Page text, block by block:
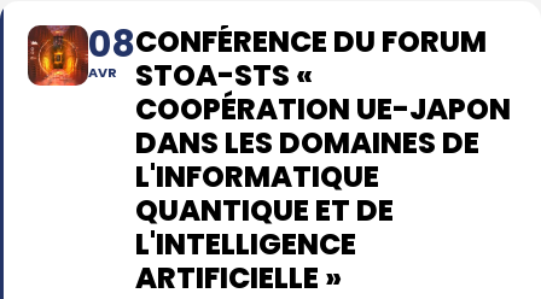
08
AVR
CONFÉRENCE DU FORUM
STOA-STS «
COOPÉRATION UE-JAPON
DANS LES DOMAINES DE
L'INFORMATIQUE
QUANTIQUE ET DE
L'INTELLIGENCE
ARTIFICIELLE »